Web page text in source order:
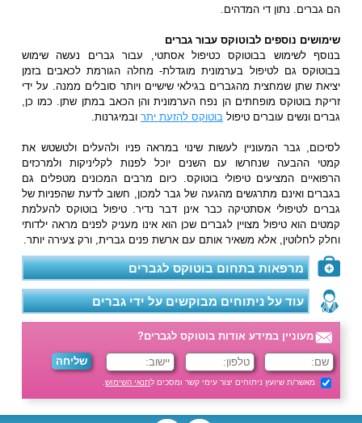
הם גברים. נתון די המדהים.
שימושים נוספים לבוטוקס עבור גברים
בנוסף לשימוש בבוטוקס כטיפול אסתטי, עבור גברים נעשה שימוש
בבוטוקס גם לטיפול בערמונית מוגדלת- מחלה הגורמת לכאבים בזמן
יציאת שתן שמחצית מהגברים בגילאי שישיים ויותר סובלים ממנה. על ידי
זריקת בוטוקס מופחתים הן נפח הערמונית והן הכאב במתן שתן. כמו כן,
גברים ונשים עוברים טיפול בוטוקס להזעת יתרובמיגרנות.
לסיכום, גבר המעוניין לעשות שינוי במראה פניו ולהעלים ולטשטש את
קמטי ההבעה שנחרשו עם השנים יוכל לפנות לקליניקות ולמרכזים
הרפואיים המציעים טיפולי בוטוקס. כיום מרבים המכונים מטפלים גם
בגברים ואינם מתרגשים מהגעה של גבר למכון, חשוב לדעת שהפניות של
גברים לטיפולי אסתטיקה כבר אינן דבר נדיר. טיפול בוטוקס להעלמת
קמטים הוא טיפול מצויין לגברים שכן הוא אינו מעניק לפנים מראה ילדותי
וחלק לחלוטין, אלא משאיר אותם עם ארשת פנים גברית, ורק צעירה יותר.
מרפאות בתחום בוטוקס לגברים
עוד על ניתוחים מבוקשים על ידי גברים
מעוניין במידע אודות בוטוקס לגברים?
מאשר/ת שיועץ ניתוחים יצור עימי קשר ומסכים לתנאי השימוש.